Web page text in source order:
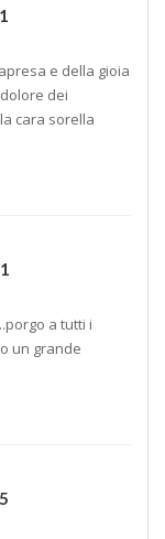
e della gioia
dei
cara sorella
a tutti i
un grande